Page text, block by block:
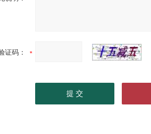
证码：